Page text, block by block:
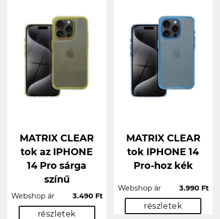
MATRIX CLEAR
tok az IPHONE
14 Pro sárga
színű
Webshop ár 3.490 Ft
részletek
MATRIX CLEAR
tok IPHONE 14
Pro-hoz kék
Webshop ár 3.990 Ft
részletek